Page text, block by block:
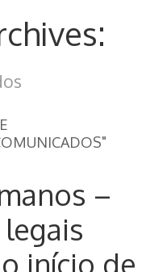
–
início de